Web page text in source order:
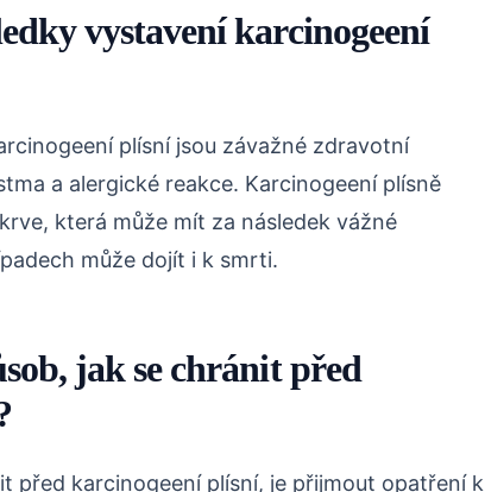
vystavení karcinogeení
plísní jsou závažné zdravotní
a alergické reakce. Karcinogeení plísně
která může mít za následek vážné
může dojít i k smrti.
jak se chránit před
před karcinogeení plísní, je přijmout opatření k